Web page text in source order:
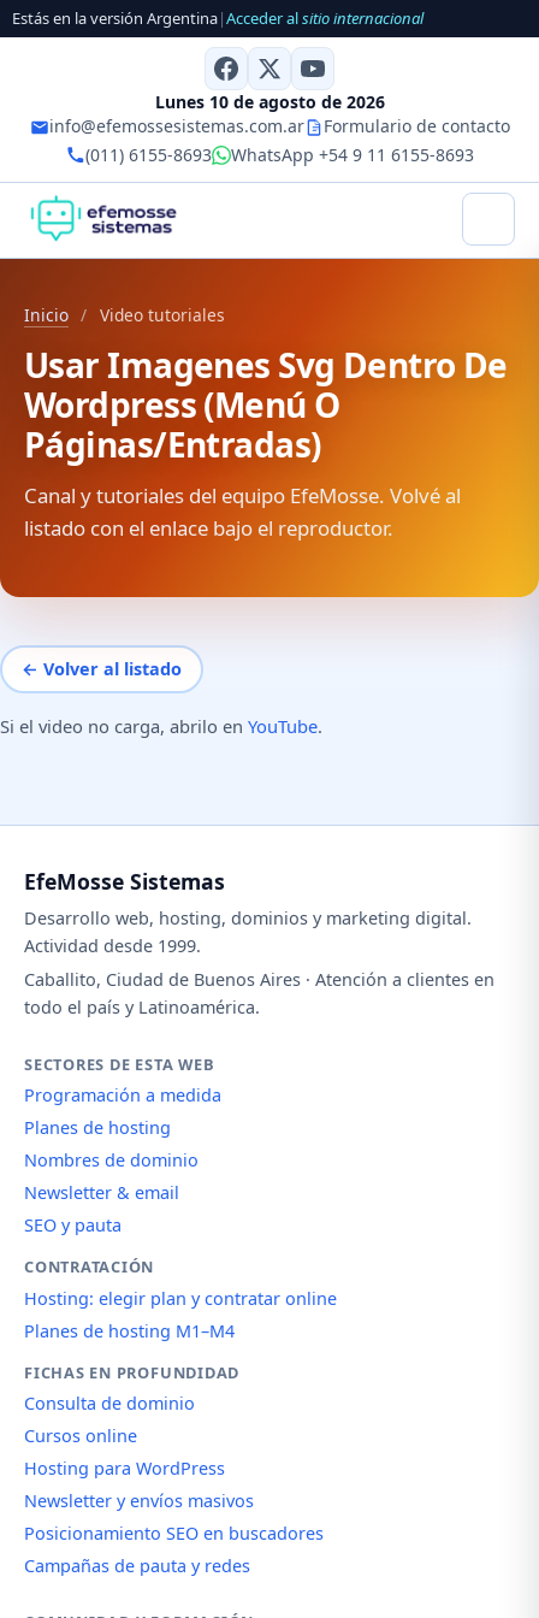
Estás en la versión Argentina|Acceder alsitio internacional
Lunes 10 de agosto de 2026
info@efemossesistemas.com.ar
Formulario de contacto
(011) 6155-8693
WhatsApp +54 9 11 6155-8693
Inicio / Video tutoriales
Usar Imagenes Svg Dentro De
Wordpress (Menú O
Páginas/Entradas)
Canal y tutoriales del equipo EfeMosse. Volvé al
listado con el enlace bajo el reproductor.
← Volver al listado
Si el video no carga, abrilo en YouTube.
EfeMosse Sistemas
Desarrollo web, hosting, dominios y marketing digital.
Actividad desde 1999.
Caballito, Ciudad de Buenos Aires · Atención a clientes en
todo el país y Latinoamérica.
SECTORES DE ESTA WEB
Programación a medida
Planes de hosting
Nombres de dominio
Newsletter & email
SEO y pauta
CONTRATACIÓN
Hosting: elegir plan y contratar online
Planes de hosting M1–M4
FICHAS EN PROFUNDIDAD
Consulta de dominio
Cursos online
Hosting para WordPress
Newsletter y envíos masivos
Posicionamiento SEO en buscadores
Campañas de pauta y redes